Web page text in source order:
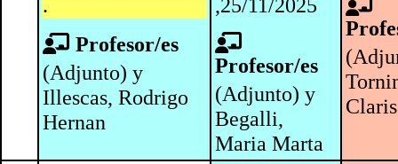
.
Profesor/es
(Adjunto) y
Illescas, Rodrigo
Hernan
,25/11/2025
Profesor/es
(Adjunto) y
Begalli,
Maria Marta